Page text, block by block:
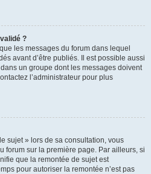
?
les messages du forum dans lequel
avant d’être publiés. Il est possible aussi
un groupe dont les messages doivent
l’administrateur pour plus
sujet » lors de sa consultation, vous
forum sur la première page. Par ailleurs, si
que la remontée de sujet est
pour autoriser la remontée n’est pas